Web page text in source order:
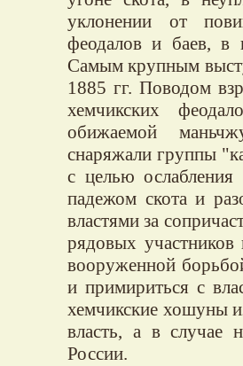
уклонении от
феодалов и баев, в
Самым крупным
1885 гг. Поводом
хемчикских
обижаемой
снаряжали группы
с целью ослабления
падежом скота и
властями за
рядовых участников
вооруженной
и примириться с
хемчикские хошуны
власть, а в случае
России.